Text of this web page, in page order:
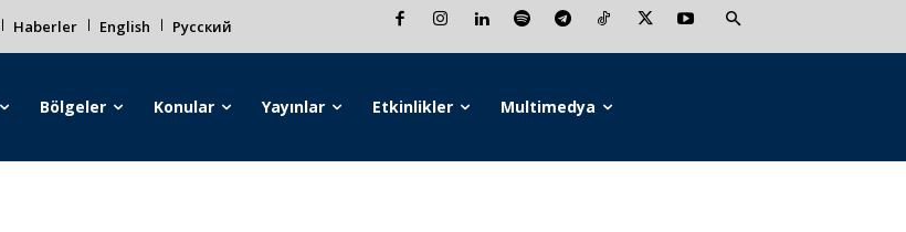
Haberler English Русский
Bölgeler Konular Yayınlar Etkinlikler Multimedya